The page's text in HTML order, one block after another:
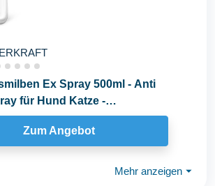
Ex Spray 500ml - Anti
für Hund Katze -
Zum Angebot
Mehr anzeigen ⏷